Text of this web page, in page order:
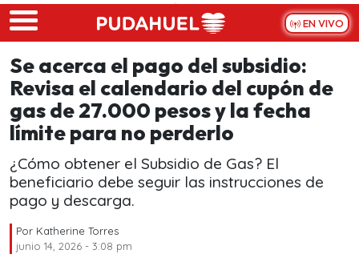
Skip to main content
EN VIVO
Se acerca el pago del subsidio:
Revisa el calendario del cupón de
gas de 27.000 pesos y la fecha
límite para no perderlo
¿Cómo obtener el Subsidio de Gas? El
beneficiario debe seguir las instrucciones de
pago y descarga.
Por Katherine Torres
junio 14, 2026 - 3:08 pm